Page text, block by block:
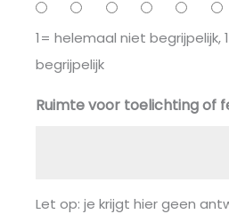
1= helemaal niet begrijpelijk,
begrijpelijk
Ruimte voor toelichting of
Let op: je krijgt hier geen